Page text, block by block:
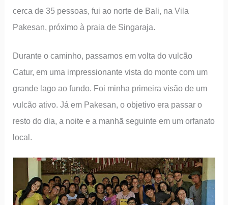
cerca de 35 pessoas, fui ao norte de Bali, na Vila
Pakesan, próximo à praia de Singaraja.
Durante o caminho, passamos em volta do vulcão
Catur, em uma impressionante vista do monte com um
grande lago ao fundo. Foi minha primeira visão de um
vulcão ativo. Já em Pakesan, o objetivo era passar o
resto do dia, a noite e a manhã seguinte em um orfanato
local.